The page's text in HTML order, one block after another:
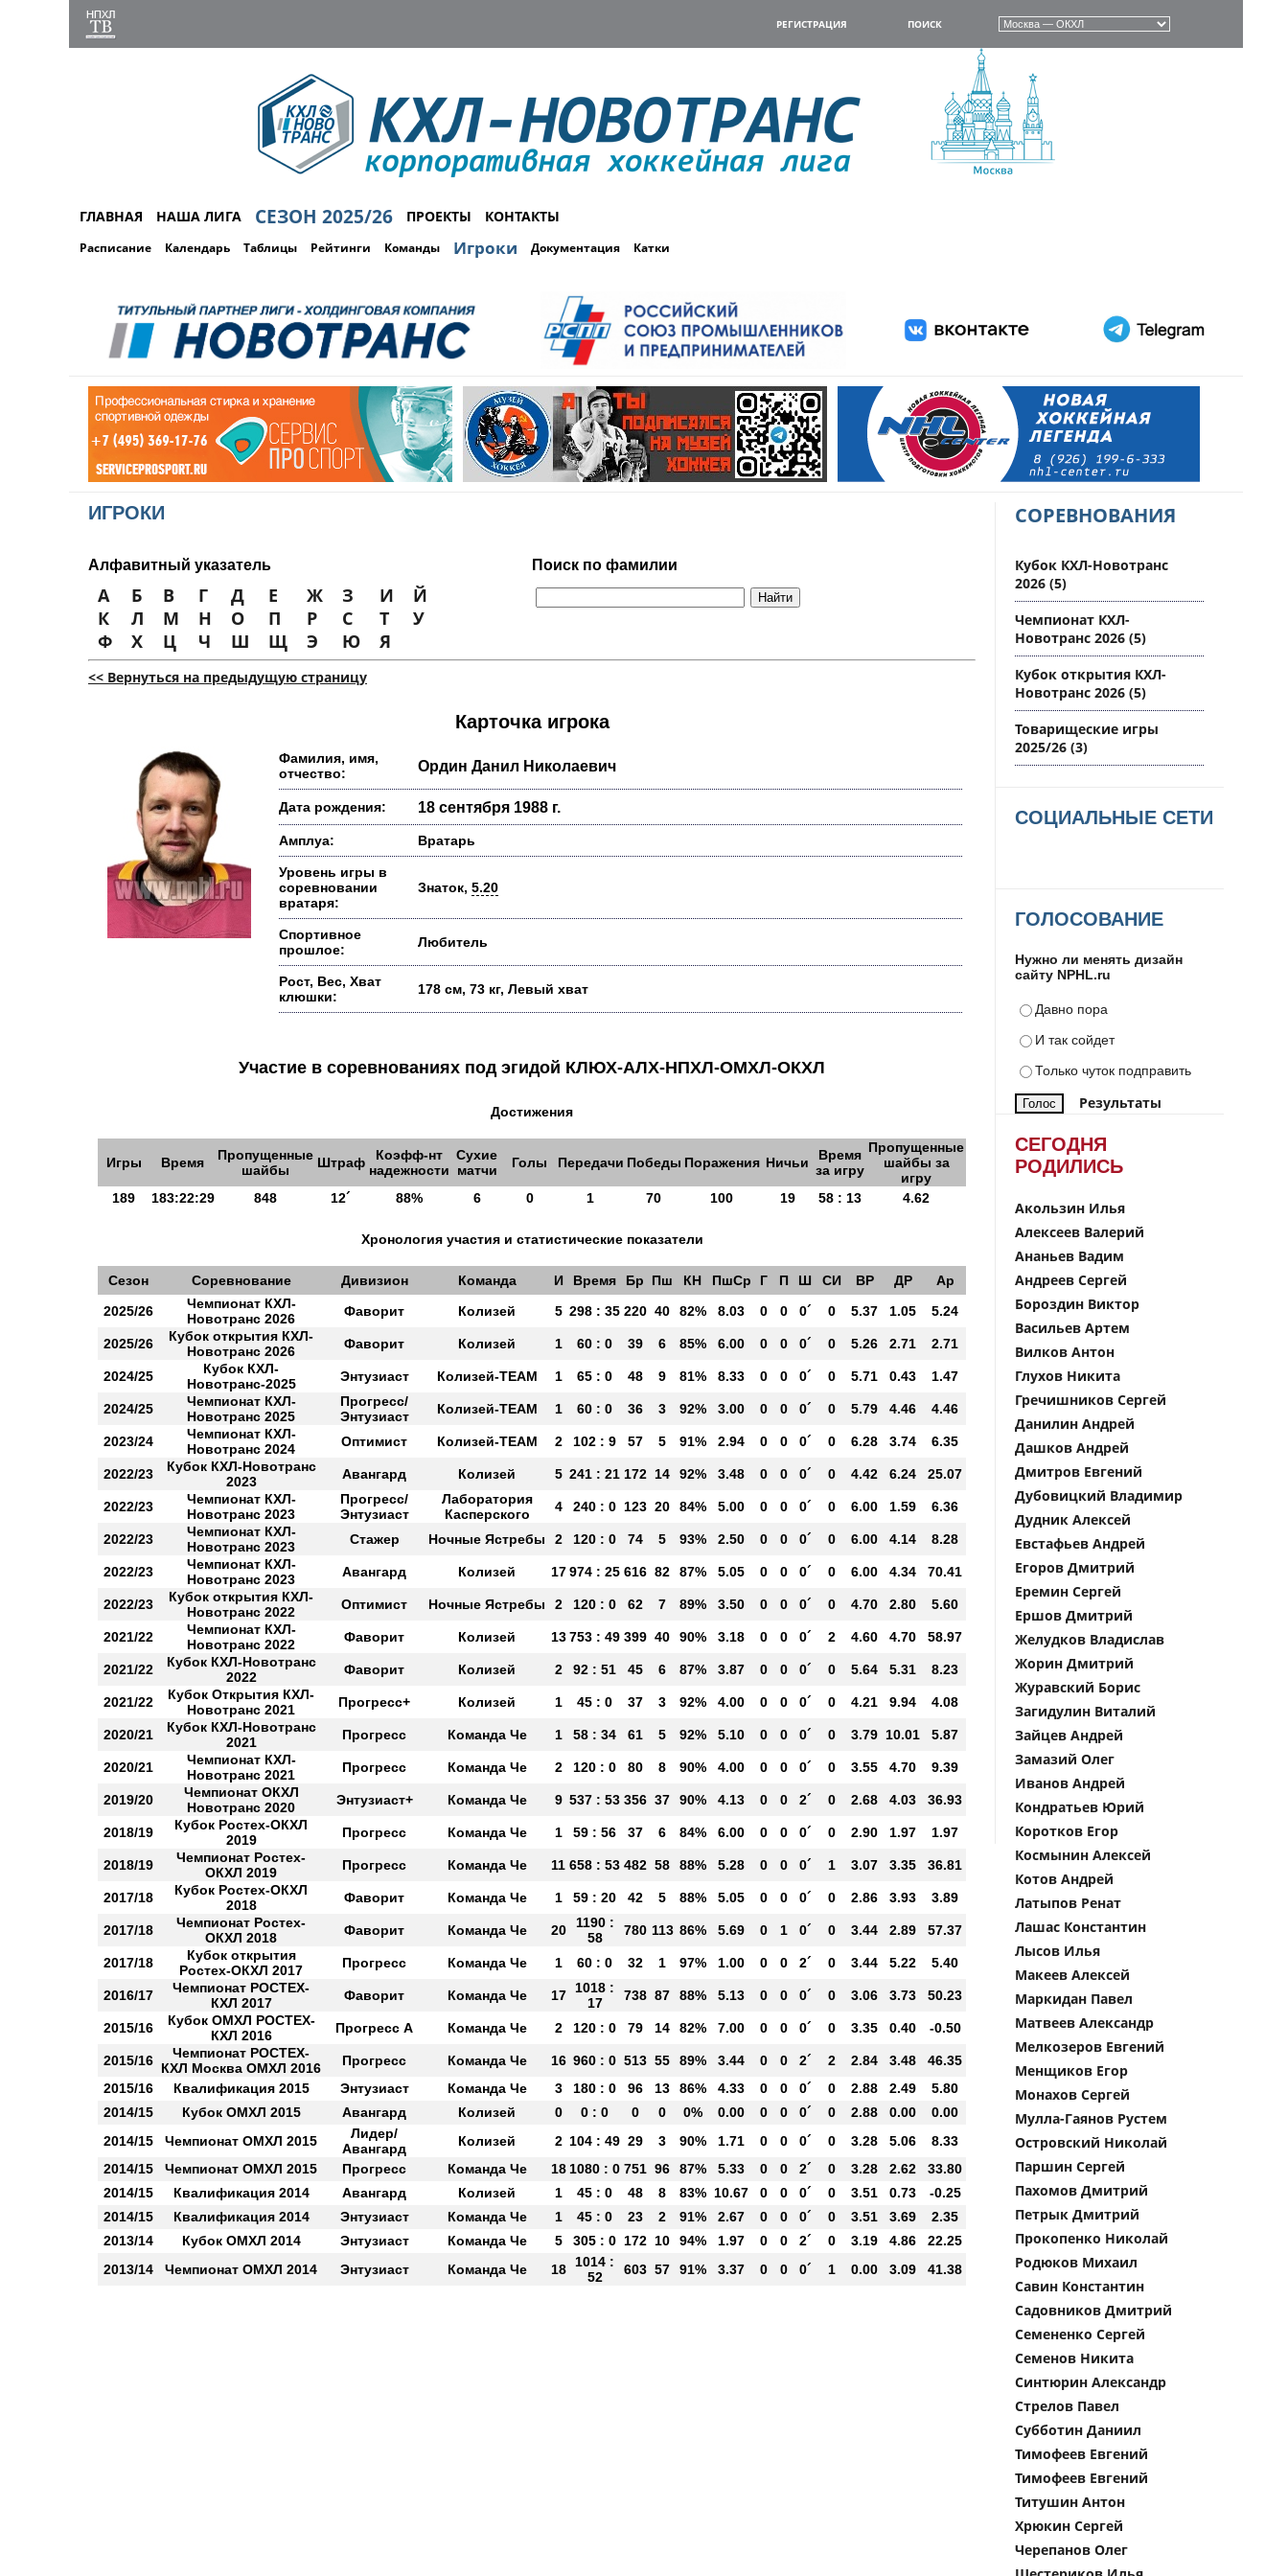
РЕГИСТРАЦИЯ ПОИСК
ГЛАВНАЯ НАША ЛИГА СЕЗОН 2025/26 ПРОЕКТЫ КОНТАКТЫ
Расписание Календарь Таблицы Рейтинги Команды Игроки Документация Катки
ИГРОКИ
Алфавитный указатель Поиск по фамилии
А Б В Г Д Е Ж З И
Й
К
Л М Н О П Р С Т
У
Ф
Х Ц Ч Ш Щ Э Ю Я
<< Вернуться на предыдущую страницу
Карточка игрока
Фамилия, имя,
отчество:
Ордин Данил Николаевич
Дата рождения: 18 сентября 1988 г.
Амплуа: Вратарь
Уровень игры в
соревновании
вратаря:
Знаток, 5.20
Спортивное
прошлое:
Любитель
Рост, Вес, Хват
клюшки:
178 см, 73 кг, Левый хват
Участие в соревнованиях под эгидой КЛЮХ-АЛХ-НПХЛ-ОМХЛ-ОКХЛ
Достижения
Игры Время
Пропущенные
шайбы
Штраф
Коэфф-нт
надежности
Сухие
матчи
Голы Передачи Победы Поражения Ничьи
Время
за игру
Пропущенные
шайбы за
игру
189
183:22:29 848 12´ 88% 6 0 1 70 100 19 58 : 13 4.62
Хронология участия и статистические показатели
Сезон Соревнование Дивизион Команда И Время Бр Пш КН ПшСр Г П Ш СИ ВР ДР
Ар
2025/26
Чемпионат КХЛ-
Новотранс 2026
Фаворит Колизей 5 298 : 35 220 40 82% 8.03 0 0 0´ 0 5.37 1.05 5.24
2025/26
Кубок открытия КХЛ-
Новотранс 2026
Фаворит Колизей 1 60 : 0 39 6 85% 6.00 0 0 0´ 0 5.26 2.71 2.71
2024/25
Кубок КХЛ-
Новотранс-2025
Энтузиаст Колизей-TEAM 1 65 : 0 48 9 81% 8.33 0 0 0´ 0 5.71 0.43 1.47
2024/25
Чемпионат КХЛ-
Новотранс 2025
Прогресс/
Энтузиаст
Колизей-TEAM 1 60 : 0 36 3 92% 3.00 0 0 0´ 0 5.79 4.46 4.46
2023/24
Чемпионат КХЛ-
Новотранс 2024
Оптимист Колизей-ТЕАМ 2 102 : 9 57 5 91% 2.94 0 0 0´ 0 6.28 3.74 6.35
2022/23
Кубок КХЛ-Новотранс
2023
Авангард Колизей 5 241 : 21 172 14 92% 3.48 0 0 0´ 0 4.42 6.24 25.07
2022/23
Чемпионат КХЛ-
Новотранс 2023
Прогресс/
Энтузиаст
Лаборатория
Касперского
4 240 : 0 123 20 84% 5.00 0 0 0´ 0 6.00 1.59 6.36
2022/23
Чемпионат КХЛ-
Новотранс 2023
Стажер Ночные Ястребы 2 120 : 0 74 5 93% 2.50 0 0 0´ 0 6.00 4.14 8.28
2022/23
Чемпионат КХЛ-
Новотранс 2023
Авангард Колизей 17 974 : 25 616 82 87% 5.05 0 0 0´ 0 6.00 4.34 70.41
2022/23
Кубок открытия КХЛ-
Новотранс 2022
Оптимист Ночные Ястребы 2 120 : 0 62 7 89% 3.50 0 0 0´ 0 4.70 2.80 5.60
2021/22
Чемпионат КХЛ-
Новотранс 2022
Фаворит Колизей 13 753 : 49 399 40 90% 3.18 0 0 0´ 2 4.60 4.70 58.97
2021/22
Кубок КХЛ-Новотранс
2022
Фаворит Колизей 2 92 : 51 45 6 87% 3.87 0 0 0´ 0 5.64 5.31 8.23
2021/22
Кубок Открытия КХЛ-
Новотранс 2021
Прогресс+ Колизей 1 45 : 0 37 3 92% 4.00 0 0 0´ 0 4.21 9.94 4.08
2020/21
Кубок КХЛ-Новотранс
2021
Прогресс Команда Че 1 58 : 34 61 5 92% 5.10 0 0 0´ 0 3.79 10.01 5.87
2020/21
Чемпионат КХЛ-
Новотранс 2021
Прогресс Команда Че 2 120 : 0 80 8 90% 4.00 0 0 0´ 0 3.55 4.70 9.39
2019/20
Чемпионат ОКХЛ
Новотранс 2020
Энтузиаст+ Команда Че 9 537 : 53 356 37 90% 4.13 0 0 2´ 0 2.68 4.03 36.93
2018/19
Кубок Ростех-ОКХЛ
2019
Прогресс Команда Че 1 59 : 56 37 6 84% 6.00 0 0 0´ 0 2.90 1.97 1.97
2018/19
Чемпионат Ростех-
ОКХЛ 2019
Прогресс Команда Че 11 658 : 53 482 58 88% 5.28 0 0 0´ 1 3.07 3.35 36.81
2017/18
Кубок Ростех-ОКХЛ
2018
Фаворит Команда Че 1 59 : 20 42 5 88% 5.05 0 0 0´ 0 2.86 3.93 3.89
2017/18
Чемпионат Ростех-
ОКХЛ 2018
Фаворит Команда Че 20
1190 :
58
780 113 86% 5.69 0 1 0´ 0 3.44 2.89 57.37
2017/18
Кубок открытия
Ростех-ОКХЛ 2017
Прогресс Команда Че 1 60 : 0 32 1 97% 1.00 0 0 2´ 0 3.44 5.22 5.40
2016/17
Чемпионат РОСТЕХ-
КХЛ 2017
Фаворит Команда Че 17
1018 :
17
738 87 88% 5.13 0 0 0´ 0 3.06 3.73 50.23
2015/16
Кубок ОМХЛ РОСТЕХ-
КХЛ 2016
Прогресс А Команда Че 2 120 : 0 79 14 82% 7.00 0 0 0´ 0 3.35 0.40 -0.50
2015/16
Чемпионат РОСТЕХ-
КХЛ Москва ОМХЛ 2016
Прогресс Команда Че 16 960 : 0 513 55 89% 3.44 0 0 2´ 2 2.84 3.48
46.35
2015/16
Квалификация 2015 Энтузиаст Команда Че 3 180 : 0 96 13 86% 4.33 0 0 0´ 0 2.88 2.49
5.80
2014/15
Кубок ОМХЛ 2015 Авангард Колизей 0 0 : 0 0 0 0% 0.00 0 0 0´ 0 2.88 0.00
0.00
2014/15
Чемпионат ОМХЛ 2015
Лидер/
Авангард
Колизей 2 104 : 49 29 3 90% 1.71 0 0 0´ 0 3.28 5.06
8.33
2014/15
Чемпионат ОМХЛ 2015 Прогресс Команда Че 18 1080 : 0 751 96 87% 5.33 0 0 2´ 0 3.28 2.62
33.80
2014/15
Квалификация 2014 Авангард Колизей 1 45 : 0 48 8 83% 10.67 0 0 0´ 0 3.51 0.73
-0.25
2014/15
Квалификация 2014 Энтузиаст Команда Че 1 45 : 0 23 2 91% 2.67 0 0 0´ 0 3.51 3.69
2.35
2013/14
Кубок ОМХЛ 2014 Энтузиаст Команда Че 5 305 : 0 172 10 94% 1.97 0 0 2´ 0 3.19 4.86
22.25
2013/14
Чемпионат ОМХЛ 2014 Энтузиаст Команда Че 18
1014 :
52
603 57 91% 3.37 0 0 0´ 1 0.00 3.09 41.38
СОРЕВНОВАНИЯ
Кубок КХЛ-Новотранс
2026 (5)
Чемпионат КХЛ-
Новотранс 2026 (5)
Кубок открытия КХЛ-
Новотранс 2026 (5)
Товарищеские игры
2025/26 (3)
СОЦИАЛЬНЫЕ СЕТИ
ГОЛОСОВАНИЕ
Нужно ли менять дизайн
сайту NPHL.ru
Давно пора
И так сойдет
Только чуток подправить
Результаты
СЕГОДНЯ
РОДИЛИСЬ
Акользин Илья
Алексеев Валерий
Ананьев Вадим
Андреев Сергей
Бороздин Виктор
Васильев Артем
Вилков Антон
Глухов Никита
Гречишников Сергей
Данилин Андрей
Дашков Андрей
Дмитров Евгений
Дубовицкий Владимир
Дудник Алексей
Евстафьев Андрей
Егоров Дмитрий
Еремин Сергей
Ершов Дмитрий
Желудков Владислав
Жорин Дмитрий
Журавский Борис
Загидулин Виталий
Зайцев Андрей
Замазий Олег
Иванов Андрей
Кондратьев Юрий
Коротков Егор
Космынин Алексей
Котов Андрей
Латыпов Ренат
Лашас Константин
Лысов Илья
Макеев Алексей
Маркидан Павел
Матвеев Александр
Мелкозеров Евгений
Менщиков Егор
Монахов Сергей
Мулла-Гаянов Рустем
Островский Николай
Паршин Сергей
Пахомов Дмитрий
Петрык Дмитрий
Прокопенко Николай
Родюков Михаил
Савин Константин
Садовников Дмитрий
Семененко Сергей
Семенов Никита
Синтюрин Александр
Стрелов Павел
Субботин Даниил
Тимофеев Евгений
Тимофеев Евгений
Титушин Антон
Хрюкин Сергей
Черепанов Олег